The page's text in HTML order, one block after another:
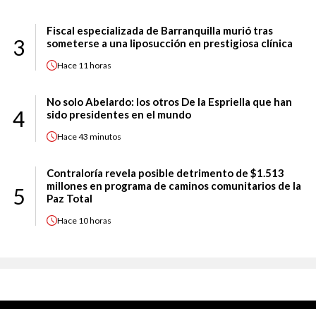
3
Fiscal especializada de Barranquilla murió tras
someterse a una liposucción en prestigiosa clínica
Hace 11 horas
4
No solo Abelardo: los otros De la Espriella que han
sido presidentes en el mundo
Hace43 minutos
5
Contraloría revela posible detrimento de $1.513
millones en programa de caminos comunitarios de la
Paz Total
Hace 10 horas